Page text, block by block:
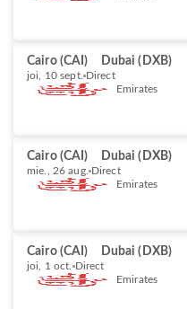
Cairo (CAI) Dubai (DXB)
joi, 10 sept. Direct
Emirates
Cairo (CAI) Dubai (DXB)
mie., 26 aug. Direct
Emirates
Cairo (CAI) Dubai (DXB)
joi, 1 oct. Direct
Emirates